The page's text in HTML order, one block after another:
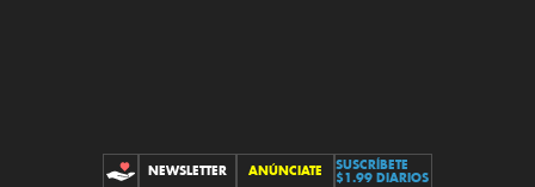
CONTRIBUCIONES
NEWSLETTER ANÚNCIATE
SUSCRÍBETE
$1.99 DIARIOS